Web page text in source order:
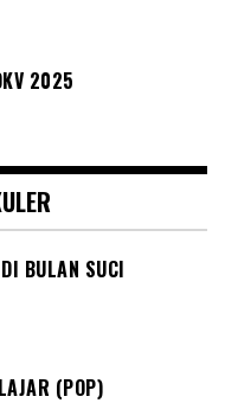
2025
BULAN SUCI
(POP)